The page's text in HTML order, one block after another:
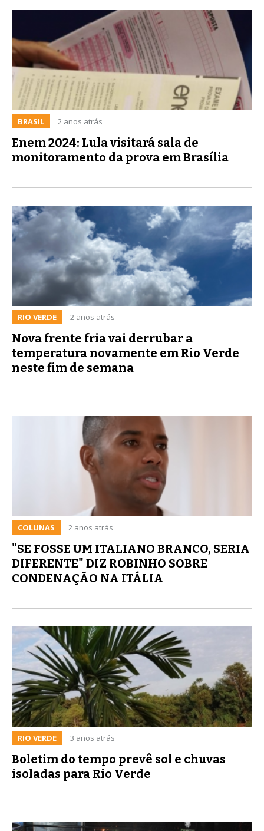
BRASIL 2 anos atrás
Enem 2024: Lula visitará sala de
monitoramento da prova em Brasília
RIO VERDE 2 anos atrás
Nova frente fria vai derrubar a
temperatura novamente em Rio Verde
neste fim de semana
COLUNAS 2 anos atrás
"SE FOSSE UM ITALIANO BRANCO, SERIA
DIFERENTE" DIZ ROBINHO SOBRE
CONDENAÇÃO NA ITÁLIA
RIO VERDE 3 anos atrás
Boletim do tempo prevê sol e chuvas
isoladas para Rio Verde